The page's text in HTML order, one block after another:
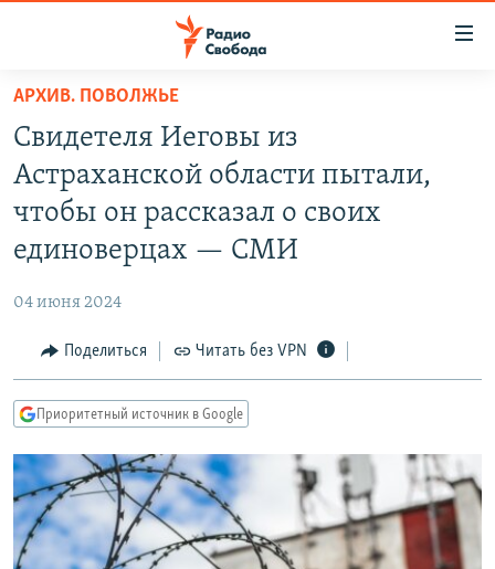
упрощенного
доступа
Вернуться
основному
содержанию
навигации
Вернутся
ПОДКАСТЫ
АВТОРСКИЕ ПРОЕКТЫ
IDEL.РЕАЛИИ
КАВКАЗ.РЕАЛИИ
СИБИРЬ.РЕАЛИИ
РАСПИСАНИЕ ВЕЩАНИЯ
ПОДПИШИТЕСЬ НА РАССЫЛКУ
АРХИВ. ПОВОЛЖЬЕ
Свидетеля Иеговы из
Астраханской области пытали,
чтобы он рассказал о своих
единоверцах — СМИ
04 июня 2024
Поделиться Читать без VPN
Приоритетный источник в Google